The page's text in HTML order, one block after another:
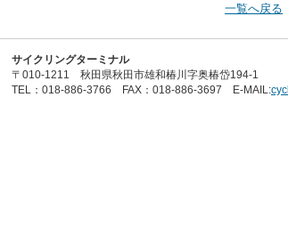
一覧へ戻る
サイクリングターミナル
〒010-1211 秋田県秋田市雄和椿川字奥椿岱194-1
TEL：018-886-3766 FAX：018-886-3697 E-MAIL: